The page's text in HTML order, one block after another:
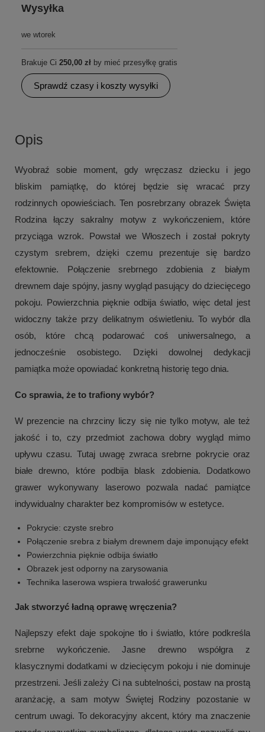
Wysyłka
we wtorek
Brakuje Ci 250,00 zł by mieć przesyłkę gratis
Sprawdź czasy i koszty wysyłki
Opis
Wyobraź sobie moment, gdy wręczasz dziecku i jego
bliskim pamiątkę, do której będzie się wracać przy
rodzinnych opowieściach. Ten posrebrzany obrazek Święta
Rodzina łączy sakralny motyw z wykończeniem, które
przyciąga wzrok. Powstał we Włoszech i został pokryty
czystym srebrem, dzięki czemu prezentuje się bardzo
efektownie. Połączenie srebrnego zdobienia z białym
drewnem daje spójny, jasny wygląd pasujący do dziecięcego
pokoju. Powierzchnia pięknie odbija światło, więc detal jest
widoczny także przy delikatnym oświetleniu. To wybór dla
osób, które chcą podarować coś uniwersalnego, a
jednocześnie osobistego. Dzięki dowolnej dedykacji
pamiątka może opowiadać konkretną historię tego dnia.
Co sprawia, że to trafiony wybór?
W prezencie na chrzciny liczy się nie tylko motyw, ale też
jakość i to, czy przedmiot zachowa dobry wygląd mimo
upływu czasu. Tutaj uwagę zwraca srebrne pokrycie oraz
białe drewno, które podbija blask zdobienia. Dodatkowo
grawer wykonywany laserowo pozwala nadać pamiątce
indywidualny charakter bez kompromisów w estetyce.
Pokrycie: czyste srebro
Połączenie srebra z białym drewnem daje imponujący efekt
Powierzchnia pięknie odbija światło
Obrazek jest odporny na zarysowania
Technika laserowa wspiera trwałość grawerunku
Jak stworzyć ładną oprawę wręczenia?
Najlepszy efekt daje spokojne tło i światło, które podkreśla
srebrne wykończenie. Jasne drewno współgra z
klasycznymi dodatkami w dziecięcym pokoju i nie dominuje
przestrzeni. Jeśli zależy Ci na subtelności, postaw na prostą
aranżację, a sam motyw Świętej Rodziny pozostanie w
centrum uwagi. To dekoracyjny akcent, który ma znaczenie